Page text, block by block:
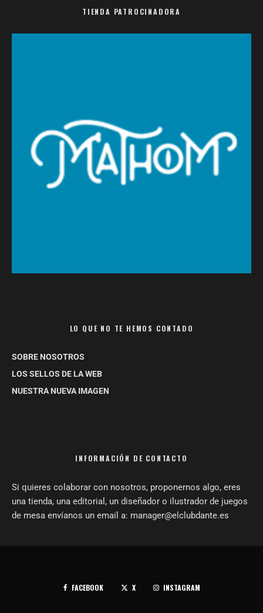
TIENDA PATROCINADORA
LO QUE NO TE HEMOS CONTADO
SOBRE NOSOTROS
LOS SELLOS DE LA WEB
NUESTRA NUEVA IMAGEN
INFORMACIÓN DE CONTACTO
Si quieres colaborar con nosotros, proponernos algo, eres
una tienda, una editorial, un diseñador o ilustrador de juegos
de mesa envíanos un email a: manager@elclubdante.es
FACEBOOK X INSTAGRAM